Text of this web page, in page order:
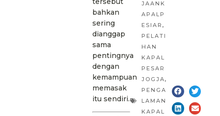
bahkan
sering
dianggap
sama
pentingnya
dengan
kemampuan
memasak
itu sendiri.
JAANK
APALP
ESIAR ,
PELATI
HAN
KAPAL
PESAR
JOGJA,
PENGA
LAMAN
KAPAL